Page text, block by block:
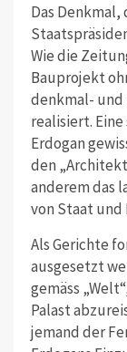
Das Denkmal,
Wie die
Bauprojekt
denkmal-
realisiert.
Erdogan
den
anderem das
von Staat
Als Gerichte
ausgesetzt
gemäss
Palast
jemand der